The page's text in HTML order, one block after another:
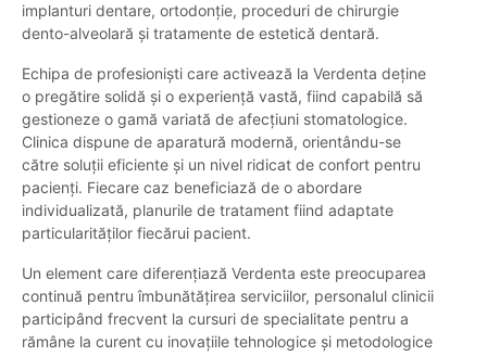
implanturi dentare, ortodonție, proceduri de chirurgie
dento-alveolară și tratamente de estetică dentară.
Echipa de profesioniști care activează la Verdenta deține
o pregătire solidă și o experiență vastă, fiind capabilă să
gestioneze o gamă variată de afecțiuni stomatologice.
Clinica dispune de aparatură modernă, orientându-se
către soluții eficiente și un nivel ridicat de confort pentru
pacienți. Fiecare caz beneficiază de o abordare
individualizată, planurile de tratament fiind adaptate
particularităților fiecărui pacient.
Un element care diferențiază Verdenta este preocuparea
continuă pentru îmbunătățirea serviciilor, personalul clinicii
participând frecvent la cursuri de specialitate pentru a
rămâne la curent cu inovațiile tehnologice și metodologice